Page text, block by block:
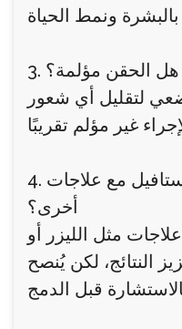
3. هل الحقن مؤلمة؟
لتقليل أي شعور
4. هل يمكن دمج حقن الاستافيل مع علاجات
أخرى؟
مثل الليزر أو
النتائج، لكن يُنصح